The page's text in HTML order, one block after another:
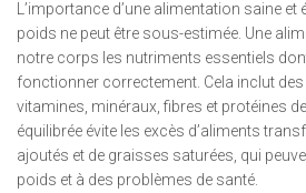
L’importance d’une alimentation saine et
poids ne peut être sous-estimée. Une
notre corps les nutriments essentiels
fonctionner correctement. Cela inclut
vitamines, minéraux, fibres et protéines
équilibrée évite les excès d’aliments
ajoutés et de graisses saturées, qui
poids et à des problèmes de santé.